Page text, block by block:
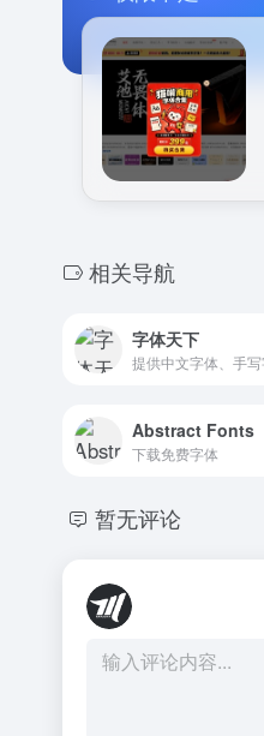
相关导航
字体天下
Abstract Fonts
下载免费字体
暂无评论